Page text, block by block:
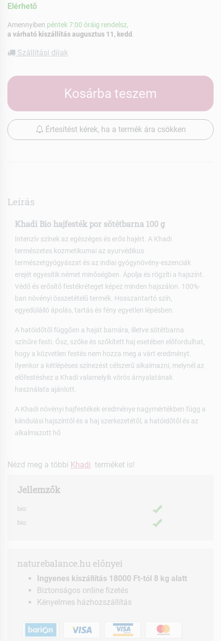
Elérhetõ
Amennyiben péntek 7:00 óráig rendelsz,
a várható kiszállítás augusztus 11, kedd
Szállítási díjak
Kosárba teszem
Értesítést kérek, ha a termék ára csökken
Leírás
Khadi Bio hajfesték por sötétbarna 100 g
Intenzív színek az egészéges és erős hajért. A Khadi
természetes kozmetikumai az ayurvédikus
természetgyógyászat és az indiai gyógynövény-eszenciák
erejét egyesítik német minőségben. Ápolja és rögzíti a hajszínt.
Védő és erősítő festékréteget képez minden hajszálon. 100%-
ban növényi összetételű termék. Hosszantartó szín,
egyedülálló ápolás, tartás és fény egyetlen lépésben.
A hatóidőtől függően a hajat barnára, illetve sötétbarna
színűre festi. Ősz, szőke és szőkített haj esetében előfordulhat,
hogy a közvetlen festés nem hozza meg a várt eredményt.
Ilyenkor a kétlépéses színezést célszerű alkalmazni, melynél az
előfestéshez a Khadi valamelyik vörös árnyalatának
használata ajánlott.
A Khadi növényi hajfestékek eredménye nagymértékben függ a
kiindulási hajszíntől és a haj szerkezetétől, a hatóidőtől és az
alkalmazott hő
Nézd meg a többi Khadi terméket is!
Jellemzők
bio:
bio:
naturebalance.hu előnyei
Ingyenes kiszállítás 18000 Ft-tól 8 kg alatt
Biztonságos online fizetés
Kényelmes házhozszállítás